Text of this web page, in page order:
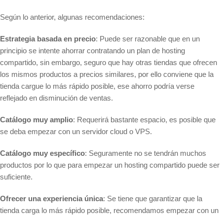
Según lo anterior, algunas recomendaciones:
Estrategia basada en precio: Puede ser razonable que en un
principio se intente ahorrar contratando un plan de hosting
compartido, sin embargo, seguro que hay otras tiendas que ofrecen
los mismos productos a precios similares, por ello conviene que la
tienda cargue lo más rápido posible, ese ahorro podría verse
reflejado en disminución de ventas.
Catálogo muy amplio: Requerirá bastante espacio, es posible que
se deba empezar con un servidor cloud o VPS.
Catálogo muy específico: Seguramente no se tendrán muchos
productos por lo que para empezar un hosting compartido puede ser
suficiente.
Ofrecer una experiencia única: Se tiene que garantizar que la
tienda carga lo más rápido posible, recomendamos empezar con un